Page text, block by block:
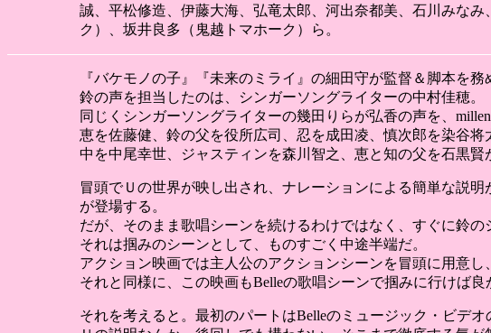
誠、平松修造、伊藤大海、弘竜太郎、河出奈都美、石川みな
ク）、坂井良多（鬼越トマホーク）ら。
『バケモノの子』『未来のミライ』の細田守が監督＆脚本を務
鈴の声を担当したのは、シンガーソングライターの中村佳穂。
同じくシンガーソングライターの幾田りらが弘香の声を、
恵を佐藤健、鈴の父を役所広司、忍を成田凌、慎次郎を染谷
中を中尾幸世、ジャスティンを森川智之、恵と知の父を石黒賢
冒頭でＵの世界が映し出され、ナレーションによる簡単な説
が登場する。
だが、そのまま歌唱シーンを続けるわけではなく、すぐに鈴の
それは掴みのシーンとして、ものすごく中途半端だ。
アクション映画では主人公のアクションシーンを冒頭に用意し
それと同様に、この映画もBelleの歌唱シーンで掴みに行けば良
それを考えると。最初のパートはBelleのミュージック・ビデ